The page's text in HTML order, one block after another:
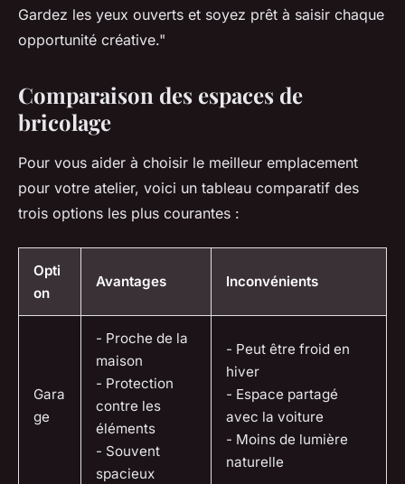
Gardez les yeux ouverts et soyez prêt à saisir chaque
opportunité créative."
Comparaison des espaces de
bricolage
Pour vous aider à choisir le meilleur emplacement
pour votre atelier, voici un tableau comparatif des
trois options les plus courantes :
Opti
on
Avantages Inconvénients
Gara
ge
- Proche de la
maison
- Protection
contre les
éléments
- Souvent
spacieux
- Peut être froid en
hiver
- Espace partagé
avec la voiture
- Moins de lumière
naturelle